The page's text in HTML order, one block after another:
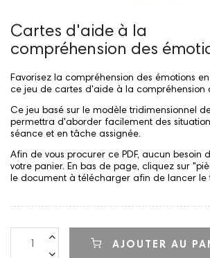
Cartes d'aide à la
compréhension des
Favorisez la compréhension des émotions
ce jeu de cartes d'aide à la compréhension
Ce jeu basé sur le modèle tridimensionnel
permettra d'aborder facilement des
séance et en tâche assignée.
Afin de vous procurer ce PDF, aucun besoin
votre panier. En bas de page, cliquez sur
le document à télécharger afin de lancer le
AJOUTER AU